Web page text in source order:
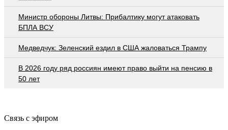
Министр обороны Литвы: Прибалтику могут атаковать
БПЛА ВСУ
Медведчук: Зеленский ездил в США жаловаться Трампу
В 2026 году ряд россиян имеют право выйти на пенсию в
50 лет
Связь с эфиром